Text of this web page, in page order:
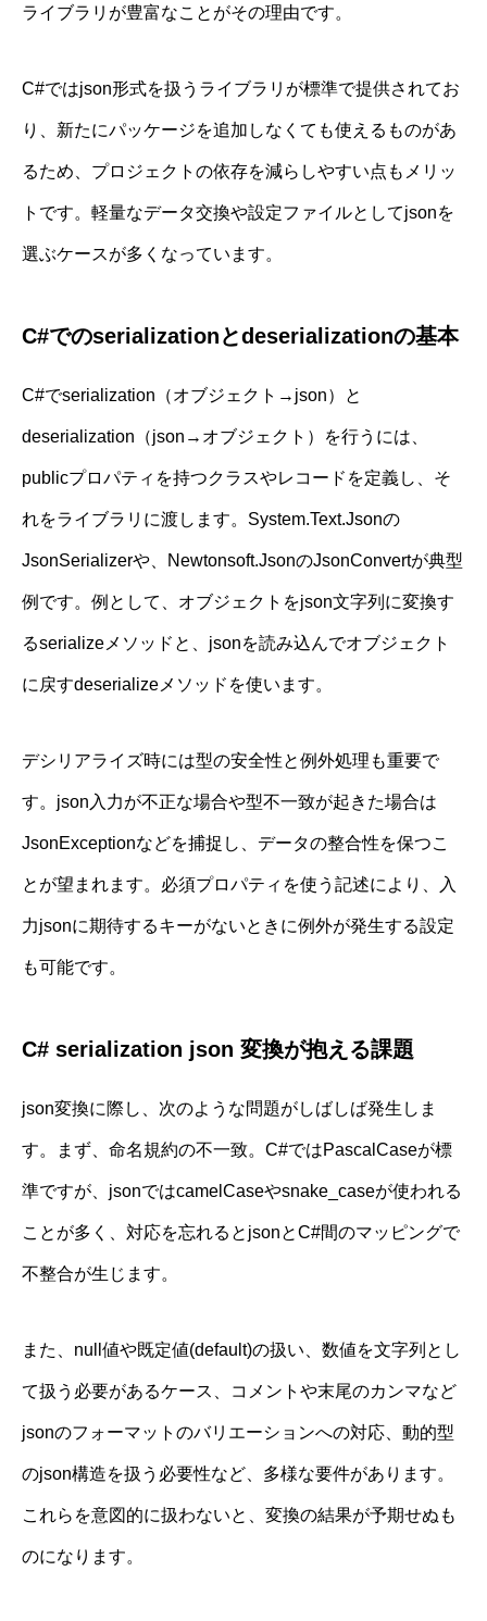
ライブラリが豊富なことがその理由です。
C#ではjson形式を扱うライブラリが標準で提供されてお
り、新たにパッケージを追加しなくても使えるものがあ
るため、プロジェクトの依存を減らしやすい点もメリッ
トです。軽量なデータ交換や設定ファイルとしてjsonを
選ぶケースが多くなっています。
C#でのserializationとdeserializationの基本
C#でserialization（オブジェクト→json）と
deserialization（json→オブジェクト）を行うには、
publicプロパティを持つクラスやレコードを定義し、そ
れをライブラリに渡します。System.Text.Jsonの
JsonSerializerや、Newtonsoft.JsonのJsonConvertが典型
例です。例として、オブジェクトをjson文字列に変換す
るserializeメソッドと、jsonを読み込んでオブジェクト
に戻すdeserializeメソッドを使います。
デシリアライズ時には型の安全性と例外処理も重要で
す。json入力が不正な場合や型不一致が起きた場合は
JsonExceptionなどを捕捉し、データの整合性を保つこ
とが望まれます。必須プロパティを使う記述により、入
力jsonに期待するキーがないときに例外が発生する設定
も可能です。
C# serialization json 変換が抱える課題
json変換に際し、次のような問題がしばしば発生しま
す。まず、命名規約の不一致。C#ではPascalCaseが標
準ですが、jsonではcamelCaseやsnake_caseが使われる
ことが多く、対応を忘れるとjsonとC#間のマッピングで
不整合が生じます。
また、null値や既定値(default)の扱い、数値を文字列とし
て扱う必要があるケース、コメントや末尾のカンマなど
jsonのフォーマットのバリエーションへの対応、動的型
のjson構造を扱う必要性など、多様な要件があります。
これらを意図的に扱わないと、変換の結果が予期せぬも
のになります。